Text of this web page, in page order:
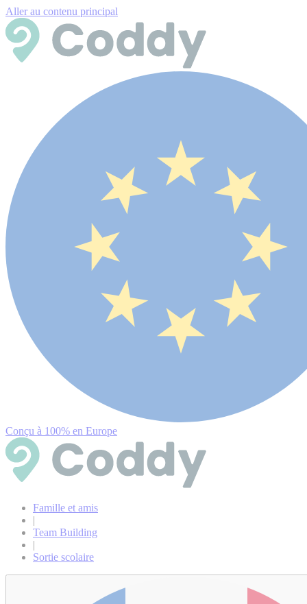
Aller au contenu principal
Conçu à 100% en Europe
Famille et amis
|
Team Building
|
Sortie scolaire